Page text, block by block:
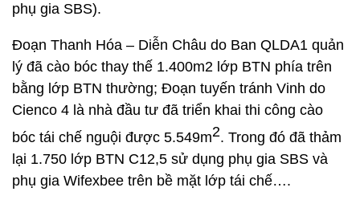
phụ gia SBS).
Đoạn Thanh Hóa – Diễn Châu do Ban QLDA1 quản
lý đã cào bóc thay thế 1.400m2 lớp BTN phía trên
bằng lớp BTN thường; Đoạn tuyến tránh Vinh do
Cienco 4 là nhà đầu tư đã triển khai thi công cào
bóc tái chế nguội được 5.549m2. Trong đó đã thảm
lại 1.750 lớp BTN C12,5 sử dụng phụ gia SBS và
phụ gia Wifexbee trên bề mặt lớp tái chế….